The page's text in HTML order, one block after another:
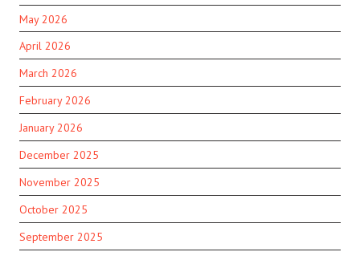
May 2026
April 2026
March 2026
February 2026
January 2026
December 2025
November 2025
October 2025
September 2025